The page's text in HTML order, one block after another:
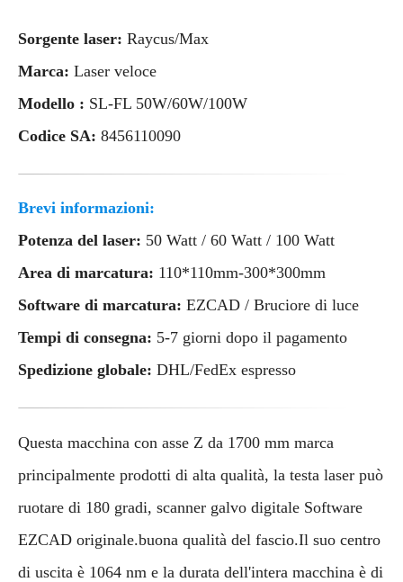
Sorgente laser: Raycus/Max
Marca: Laser veloce
Modello : SL-FL 50W/60W/100W
Codice SA: 8456110090
Brevi informazioni:
Potenza del laser: 50 Watt / 60 Watt / 100 Watt
Area di marcatura: 110*110mm-300*300mm
Software di marcatura: EZCAD / Bruciore di luce
Tempi di consegna: 5-7 giorni dopo il pagamento
Spedizione globale: DHL/FedEx espresso
Questa macchina con asse Z da 1700 mm marca
principalmente prodotti di alta qualità, la testa laser può
ruotare di 180 gradi, scanner galvo digitale Software
EZCAD originale.buona qualità del fascio.Il suo centro
di uscita è 1064 nm e la durata dell'intera macchina è di